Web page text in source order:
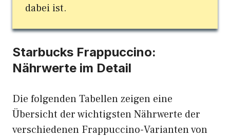
dabei ist.
Starbucks Frappuccino:
Nährwerte im Detail
Die folgenden Tabellen zeigen eine
Übersicht der wichtigsten Nährwerte der
verschiedenen Frappuccino-Varianten von